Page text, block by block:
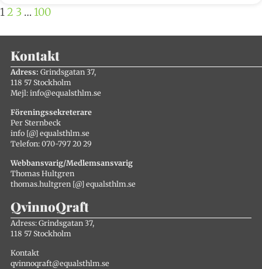
12 3 … 100
Kontakt
Adress: Grindsgatan 37,
118 57 Stockholm
Mejl: info@equalsthlm.se
Föreningssekreterare
Per Sternbeck
info [@] equalsthlm.se
Telefon: 070-797 20 29
Webbansvarig/Medlemsansvarig
Thomas Hultgren
thomas.hultgren [@] equalsthlm.se
QvinnoQraft
Adress: Grindsgatan 37,
118 57 Stockholm
Kontakt
qvinnoqraft@equalsthlm.se